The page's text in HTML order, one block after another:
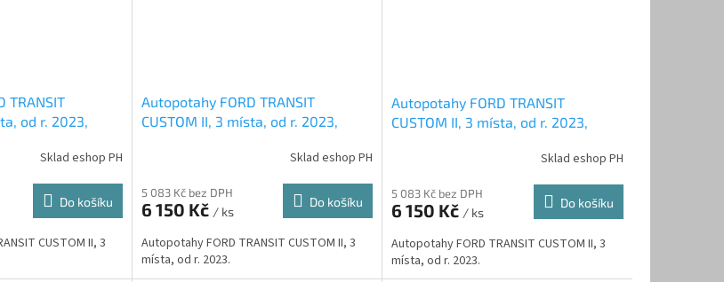
TRANSIT
od r. 2023,
Sklad eshop PH
Do košíku
CUSTOM II, 3
Autopotahy FORD TRANSIT
CUSTOM II, 3 místa, od r. 2023,
Sklad eshop PH
5 083 Kč bez DPH
6 150 Kč / ks
Do košíku
Autopotahy FORD TRANSIT CUSTOM II, 3
místa, od r. 2023.
Autopotahy FORD TRANSIT
CUSTOM II, 3 místa, od r. 2023,
Sklad eshop PH
5 083 Kč bez DPH
6 150 Kč / ks
Do košíku
Autopotahy FORD TRANSIT CUSTOM II, 3
místa, od r. 2023.